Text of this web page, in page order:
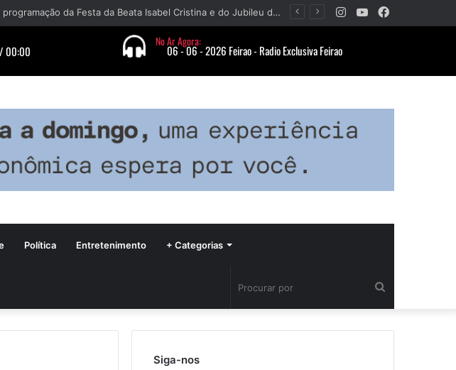
Paróquia Nossa Senhora da Piedade divulga programação da Festa da Beata Isabel Cristina e do Jubileu da padroeira YouTube
Instagram
Política Entretenimento + Categorias
por
Siga-nos